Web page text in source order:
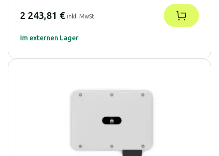
2 243,81 € inkl. MwSt.
Im externen Lager